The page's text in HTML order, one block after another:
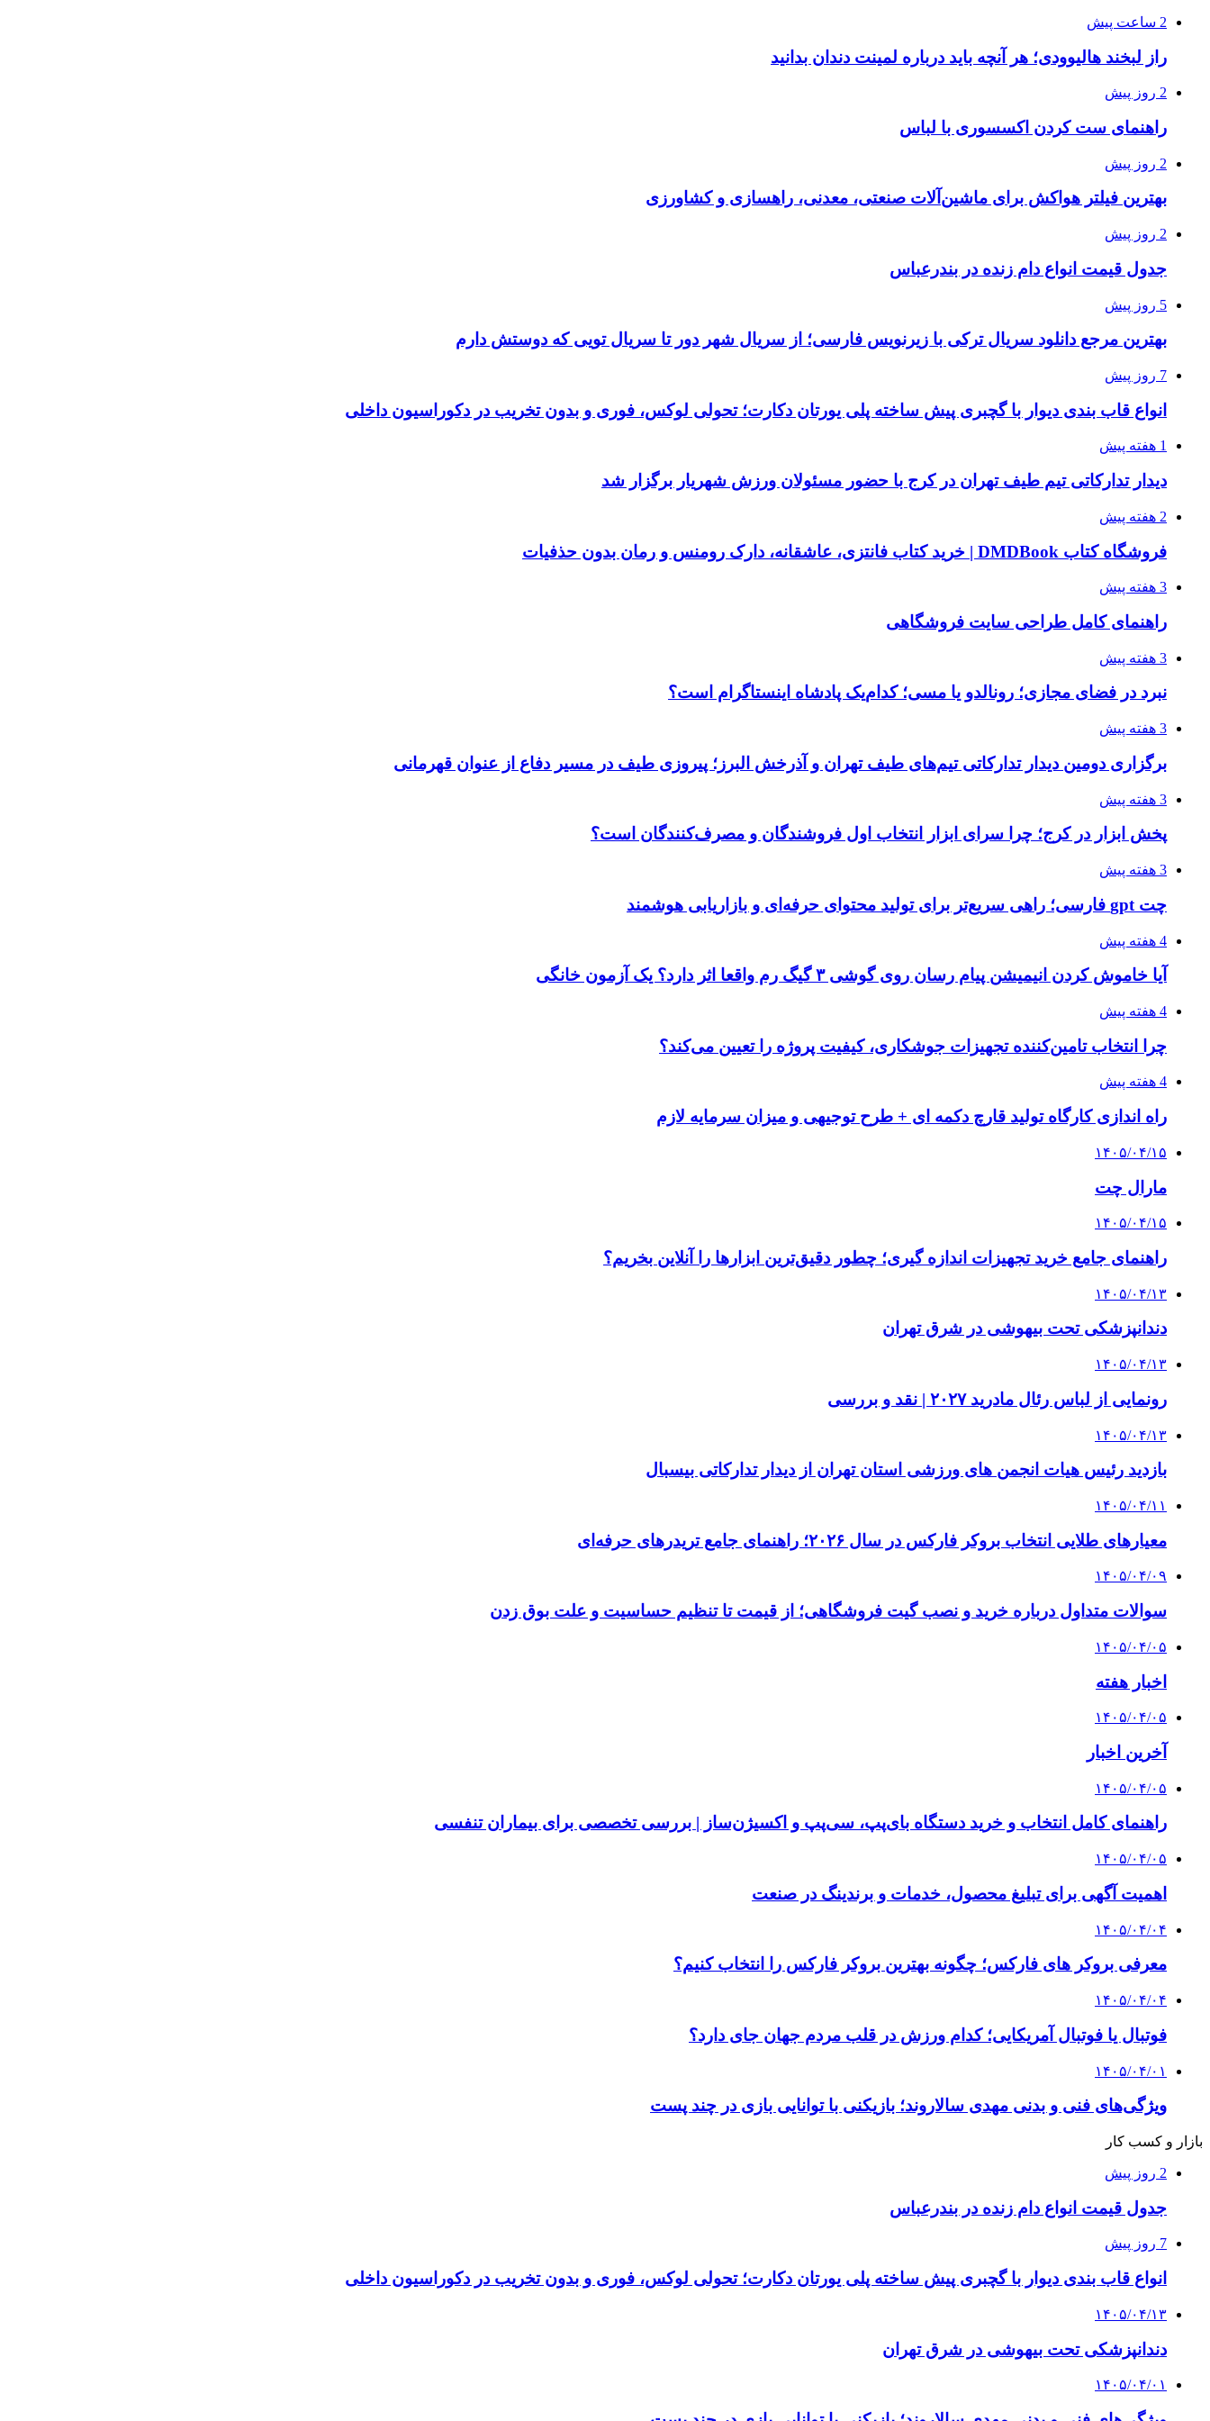
2 ساعت پیش
راز لبخند هالیوودی؛ هر آنچه باید درباره لمینت دندان بدانید
2 روز پیش
راهنمای ست کردن اکسسوری با لباس
2 روز پیش
بهترین فیلتر هواکش برای ماشین‌آلات صنعتی، معدنی، راهسازی و کشاورزی
2 روز پیش
جدول قیمت انواع دام زنده در بندرعباس
5 روز پیش
بهترین مرجع دانلود سریال ترکی با زیرنویس فارسی؛ از سریال شهر دور تا سریال تویی که دوستش دارم
7 روز پیش
انواع قاب بندی دیوار با گچبری پیش ساخته پلی یورتان دکارت؛ تحولی لوکس، فوری و بدون تخریب در دکوراسیون داخلی
1 هفته پیش
دیدار تدارکاتی تیم طیف تهران در کرج با حضور مسئولان ورزش شهریار برگزار شد
2 هفته پیش
فروشگاه کتاب DMDBook | خرید کتاب فانتزی، عاشقانه، دارک رومنس و رمان بدون حذفیات
3 هفته پیش
راهنمای کامل طراحی سایت فروشگاهی
3 هفته پیش
نبرد در فضای مجازی؛ رونالدو یا مسی؛ کدام‌یک پادشاه اینستاگرام است؟
3 هفته پیش
برگزاری دومین دیدار تدارکاتی تیم‌های طیف تهران و آذرخش البرز؛ پیروزی طیف در مسیر دفاع از عنوان قهرمانی
3 هفته پیش
پخش ابزار در کرج؛ چرا سرای ابزار انتخاب اول فروشندگان و مصرف‌کنندگان است؟
3 هفته پیش
چت gpt فارسی؛ راهی سریع‌تر برای تولید محتوای حرفه‌ای و بازاریابی هوشمند
4 هفته پیش
آیا خاموش کردن انیمیشن پیام رسان روی گوشی ۳ گیگ رم واقعا اثر دارد؟ یک آزمون خانگی
4 هفته پیش
چرا انتخاب تامین‌کننده تجهیزات جوشکاری، کیفیت پروژه را تعیین می‌کند؟
4 هفته پیش
راه اندازی کارگاه تولید قارچ دکمه ای + طرح توجیهی و میزان سرمایه لازم
۱۴۰۵/۰۴/۱۵
مارال چت
۱۴۰۵/۰۴/۱۵
راهنمای جامع خرید تجهیزات اندازه گیری؛ چطور دقیق‌ترین ابزارها را آنلاین بخریم؟
۱۴۰۵/۰۴/۱۳
دندانپزشکی تحت بیهوشی در شرق تهران
۱۴۰۵/۰۴/۱۳
رونمایی از لباس رئال مادرید ۲۰۲۷ | نقد و بررسی
۱۴۰۵/۰۴/۱۳
بازدید رئیس هیات انجمن های ورزشی استان تهران از دیدار تدارکاتی بیسبال
۱۴۰۵/۰۴/۱۱
معیارهای طلایی انتخاب بروکر فارکس در سال ۲۰۲۶؛ راهنمای جامع تریدرهای حرفه‌ای
۱۴۰۵/۰۴/۰۹
سوالات متداول درباره خرید و نصب گیت فروشگاهی؛ از قیمت تا تنظیم حساسیت و علت بوق زدن
۱۴۰۵/۰۴/۰۵
اخبار هفته
۱۴۰۵/۰۴/۰۵
آخرین اخبار
۱۴۰۵/۰۴/۰۵
راهنمای کامل انتخاب و خرید دستگاه بای‌پپ، سی‌پپ و اکسیژن‌ساز | بررسی تخصصی برای بیماران تنفسی
۱۴۰۵/۰۴/۰۵
اهمیت آگهی برای تبلیغ محصول، خدمات و برندینگ در صنعت
۱۴۰۵/۰۴/۰۴
معرفی بروکر های فارکس؛ چگونه بهترین بروکر فارکس را انتخاب کنیم؟
۱۴۰۵/۰۴/۰۴
فوتبال یا فوتبال آمریکایی؛ کدام ورزش در قلب مردم جهان جای دارد؟
۱۴۰۵/۰۴/۰۱
ویژگی‌های فنی و بدنی مهدی سالاروند؛ بازیکنی با توانایی بازی در چند پست
بازار و کسب کار
2 روز پیش
جدول قیمت انواع دام زنده در بندرعباس
7 روز پیش
انواع قاب بندی دیوار با گچبری پیش ساخته پلی یورتان دکارت؛ تحولی لوکس، فوری و بدون تخریب در دکوراسیون داخلی
۱۴۰۵/۰۴/۱۳
دندانپزشکی تحت بیهوشی در شرق تهران
۱۴۰۵/۰۴/۰۱